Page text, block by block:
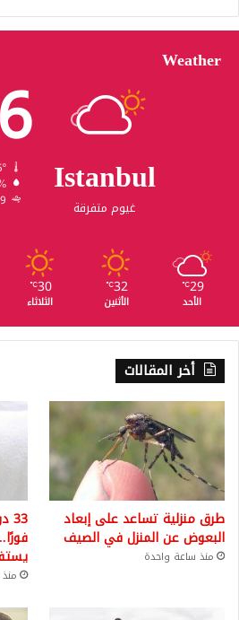
Weather
Istanbul
غيوم متفرقة
29º - 25º
7.9
29
℃
الأحد
32
℃
الأثنين
30
℃
الثلاثاء
أخر المقالات
طرق منزلية تساعد على إبعاد
البعوض عن المنزل في الصيف
منذ ساعة واحدة